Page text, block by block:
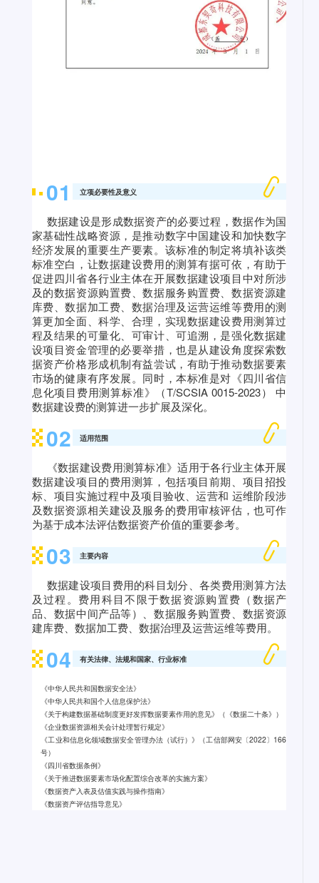
01 立项必要性及意义
数据建设是形成数据资产的必要过程，数据作为国
家基础性战略资源，是推动数字中国建设和加快数字
经济发展的重要生产要素。该标准的制定将填补该类
标准空白，让数据建设费用的测算有据可依，有助于
促进四川省各行业主体在开展数据建设项目中对所涉
及的数据资源购置费、数据服务购置费、数据资源建
库费、数据加工费、数据治理及运营运维等费用的测
算更加全面、科学、合理，实现数据建设费用测算过
程及结果的可量化、可审计、可追溯，是强化数据建
设项目资金管理的必要举措，也是从建设角度探索数
据资产价格形成机制有益尝试，有助于推动数据要素
市场的健康有序发展。 同时，本标准是对《四川省信
息化项目费用测算标准》（T/SCSIA 0015-2023） 中
数据建设费的测算进一步扩展及深化。
02 适用范围
《数据建设费用测算标准》适用于各行业主体开展
数据建设项目的费用测算，包括项目前期、项目招投
标、项目实施过程中及项目验收、运营和 运维阶段涉
及数据资源相关建设及服务的费用审核评估，也可作
为基于成本法评估数据资产价值的重要参考。
03 主要内容
数据建设项目费用的科目划分、各类费用测算方法
及过程。费用科目不限于数据资源购置费（数据产
品、数据中间产品等）、数据服务购置费、数据资源
建库费、数据加工费、数据治理及运营运维等费用。
04 有关法律、法规和国家、行业标准
《中华人民共和国数据安全法》
《中华人民共和国个人信息保护法》
《关于构建数据基础制度更好发挥数据要素作用的意见》（《数据二十条》）
《企业数据资源相关会计处理暂行规定》
《工业和信息化领域数据安全管理办法（试行）》（工信部网安〔2022〕166
号）
《四川省数据条例》
《关于推进数据要素市场化配置综合改革的实施方案》
《数据资产入表及估值实践与操作指南》
《数据资产评估指导意见》